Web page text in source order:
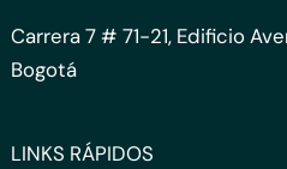
Carrera 7 # 71-21, Edificio
Bogotá
LINKS RÁPIDOS